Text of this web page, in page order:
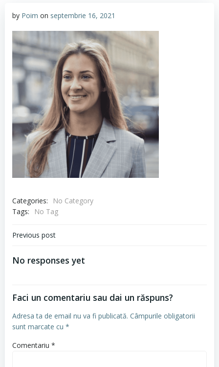
by Poim on septembrie 16, 2021
Categories:
No Category
Tags:
No Tag
Navigare
articole
Previous post
No responses yet
Faci un comentariu sau dai un răspuns?
Adresa ta de email nu va fi publicată. Câmpurile obligatorii
sunt marcate cu *
Comentariu *